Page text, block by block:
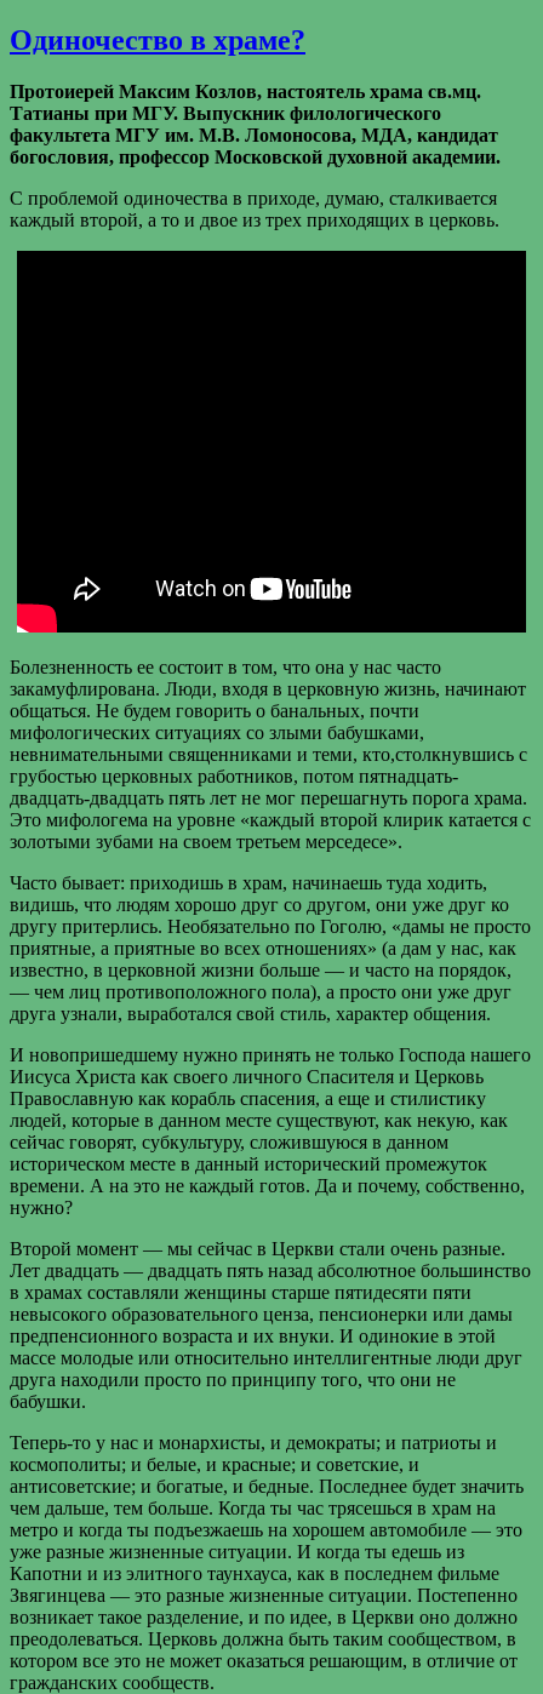
Одиночество в храме?
Протоиерей Максим Козлов, настоятель храма св.мц.
Татианы при МГУ. Выпускник филологического
факультета МГУ им. М.В. Ломоносова, МДА, кандидат
богословия, профессор Московской духовной академии.
С проблемой одиночества в приходе, думаю, сталкивается
каждый второй, а то и двое из трех приходящих в церковь.
Болезненность ее состоит в том, что она у нас часто
закамуфлирована. Люди, входя в церковную жизнь, начинают
общаться. Не будем говорить о банальных, почти
мифологических ситуациях со злыми бабушками,
невнимательными священниками и теми, кто,столкнувшись с
грубостью церковных работников, потом пятнадцать-
двадцать-двадцать пять лет не мог перешагнуть порога храма.
Это мифологема на уровне «каждый второй клирик катается с
золотыми зубами на своем третьем мерседесе».
Часто бывает: приходишь в храм, начинаешь туда ходить,
видишь, что людям хорошо друг со другом, они уже друг ко
другу притерлись. Необязательно по Гоголю, «дамы не просто
приятные, а приятные во всех отношениях» (а дам у нас, как
известно, в церковной жизни больше — и часто на порядок,
— чем лиц противоположного пола), а просто они уже друг
друга узнали, выработался свой стиль, характер общения.
И новопришедшему нужно принять не только Господа нашего
Иисуса Христа как своего личного Спасителя и Церковь
Православную как корабль спасения, а еще и стилистику
людей, которые в данном месте существуют, как некую, как
сейчас говорят, субкультуру, сложившуюся в данном
историческом месте в данный исторический промежуток
времени. А на это не каждый готов. Да и почему, собственно,
нужно?
Второй момент — мы сейчас в Церкви стали очень разные.
Лет двадцать — двадцать пять назад абсолютное большинство
в храмах составляли женщины старше пятидесяти пяти
невысокого образовательного ценза, пенсионерки или дамы
предпенсионного возраста и их внуки. И одинокие в этой
массе молодые или относительно интеллигентные люди друг
друга находили просто по принципу того, что они не
бабушки.
Теперь-то у нас и монархисты, и демократы; и патриоты и
космополиты; и белые, и красные; и советские, и
антисоветские; и богатые, и бедные. Последнее будет значить
чем дальше, тем больше. Когда ты час трясешься в храм на
метро и когда ты подъезжаешь на хорошем автомобиле — это
уже разные жизненные ситуации. И когда ты едешь из
Капотни и из элитного таунхауса, как в последнем фильме
Звягинцева — это разные жизненные ситуации. Постепенно
возникает такое разделение, и по идее, в Церкви оно должно
преодолеваться. Церковь должна быть таким сообществом, в
котором все это не может оказаться решающим, в отличие от
гражданских сообществ.